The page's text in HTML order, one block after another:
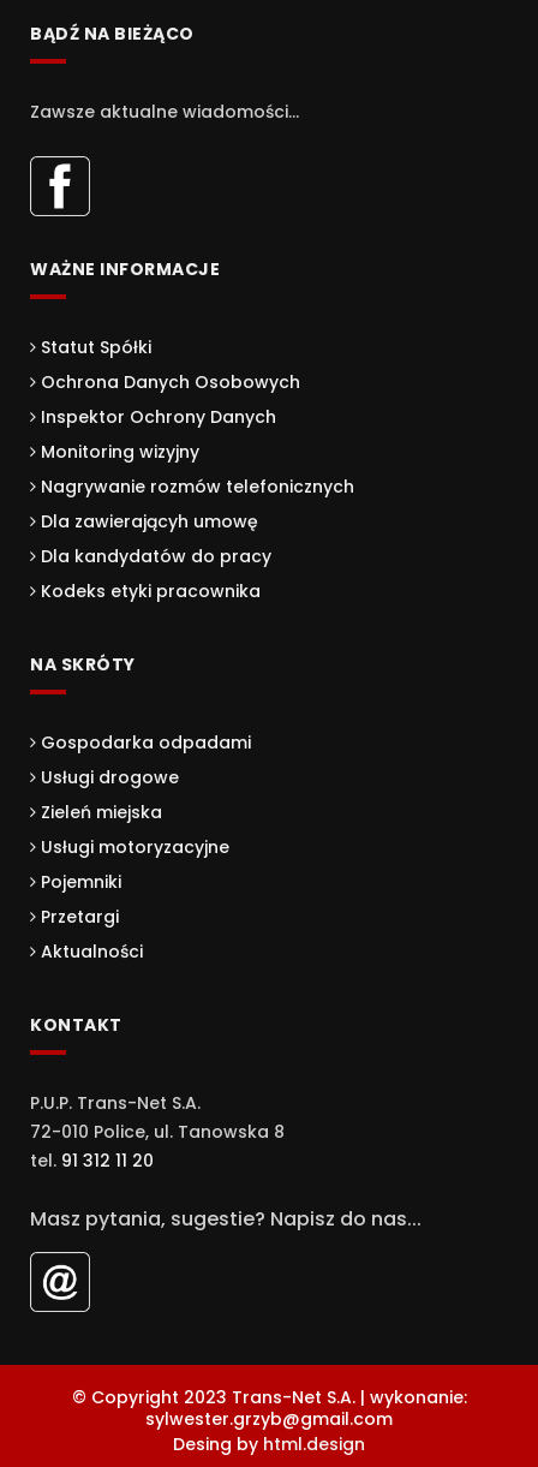
BĄDŹ NA BIEŻĄCO
Zawsze aktualne wiadomości...
WAŻNE INFORMACJE
Statut Spółki
Ochrona Danych Osobowych
Inspektor Ochrony Danych
Monitoring wizyjny
Nagrywanie rozmów telefonicznych
Dla zawierającyh umowę
Dla kandydatów do pracy
Kodeks etyki pracownika
NA SKRÓTY
Gospodarka odpadami
Usługi drogowe
Zieleń miejska
Usługi motoryzacyjne
Pojemniki
Przetargi
Aktualności
KONTAKT
P.U.P. Trans-Net S.A.
72-010 Police, ul. Tanowska 8
tel. 91 312 11 20
Masz pytania, sugestie? Napisz do nas...
© Copyright 2023 Trans-Net S.A. | wykonanie:
sylwester.grzyb@gmail.com
Desing by html.design